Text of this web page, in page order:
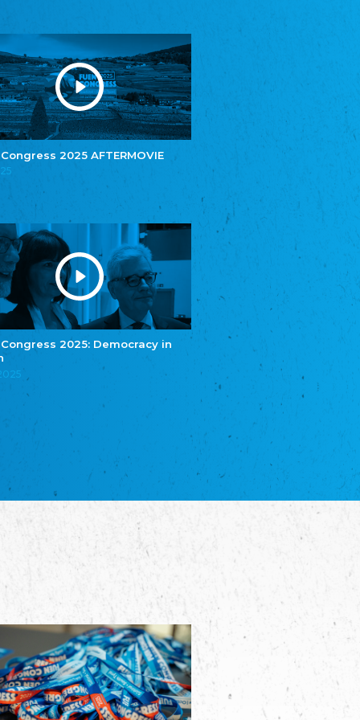
Congress 2025 AFTERMOVIE
Congress 2025: Democracy in
Zentralrat der Jenischen in Deutschland
e.V.
Central Council of Yenish in Germany
Zentralrat Deutscher Sinti und Roma
Central Council of German Sinti and Roma
Związek Polaków w Niemczech
Union of Poles in Germany
Bund Deutscher Nordschleswiger (BDN)
Grænseforeningen
Eestimaa Rahvuste Ühendus
Estonian Union of National Minorities
Eestimaa Valgevenelaste Assotsiatsioon
Estonian Belorusian Association
Verein der Deutschen in Estland
Estonian German Society
школа Эстонии”
NGO "Russian School of Estonia"
Союз Славянских просветительных и
Union of Russian Educational and Charitable
The Pro-Language Platform Association
Associacion Occitana de Fotbòl
Comité d´Action Régionale de Bretagne -
EL - le Mouvement d'Alsace-Lorraine
Skol Uhel Ar Vro – Institut Culturel de
The Cultural Institute of Brittany
Unser Land
Our Country
Svenska Finlands folkting/Folktinget